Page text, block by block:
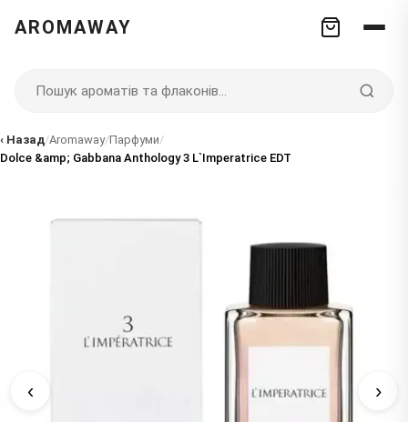
AROMAWAY
‹ Назад/Aromaway/Парфуми/
Dolce &amp; Gabbana Anthology 3 L`Imperatrice EDT
‹ ›